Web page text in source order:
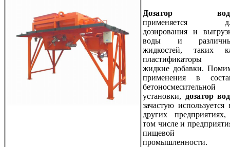
Дозатор
применяется
дозирования и
воды и
жидкостей, таких
пластификаторы
жидкие добавки.
применения в
бетоносмесительной
установки, дозатор
зачастую используется
других
том числе и
пищевой
промышленности.